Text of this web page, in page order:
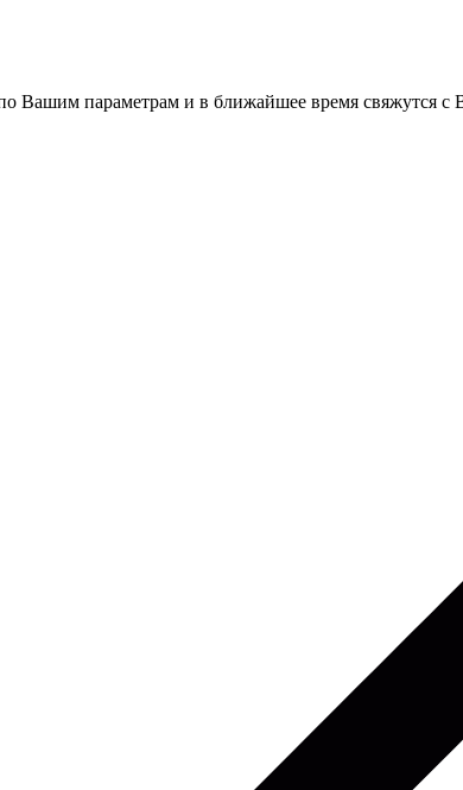
Вашим параметрам и в ближайшее время свяжутся с